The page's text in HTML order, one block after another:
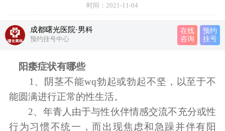
时间：2021-11-04
成都曙光医院·男科
预约挂号中心
在线
咨询
预约
挂号
阳痿症状有哪些
1、阴茎不能wq勃起或勃起不坚，以至于不
能圆满进行正常的性生活。
2、年青人由于与性伙伴情感交流不充分或性
行为习惯不统一，而出现焦虑和急躁并伴有阳